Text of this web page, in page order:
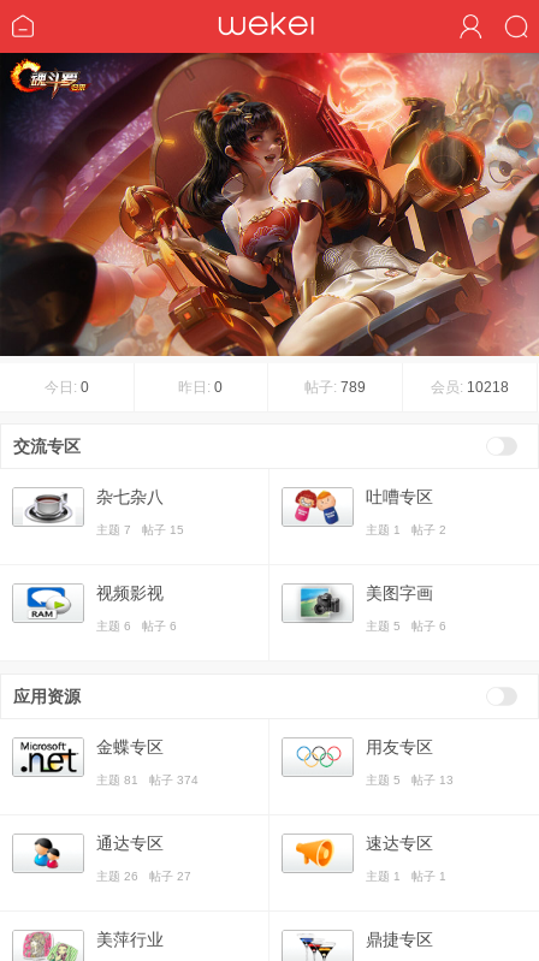
今日: 0 昨日:0 帖子:789 会员: 10218
交流专区
杂七杂八
主题 7 帖子 15
吐嘈专区
主题 1 帖子 2
视频影视
主题 6 帖子 6
美图字画
主题 5 帖子 6
应用资源
金蝶专区
主题 81 帖子 374
用友专区
主题 5 帖子 13
通达专区
主题 26 帖子 27
速达专区
主题 1 帖子 1
美萍行业 鼎捷专区